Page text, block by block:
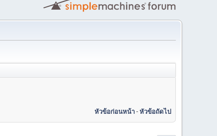
หัวข้อก่อนหน้า-หัวข้อถัดไป